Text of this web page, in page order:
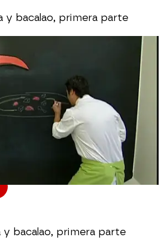
y bacalao, primera parte
y bacalao, primera parte